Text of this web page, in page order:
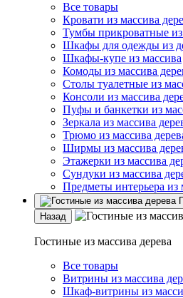
Все товары
Кровати из массива
Тумбы прикроватные из
Шкафы для одежды из
Шкафы-купе из массива
Комоды из массива
Столы туалетные из
Консоли из массива
Пуфы и банкетки из
Зеркала из массива
Трюмо из массива
Ширмы из массива
Этажерки из массива
Сундуки из массива
Предметы интерьера из
Назад
Гостиные из массива дерева
Все товары
Витрины из массива
Шкаф-витрины из